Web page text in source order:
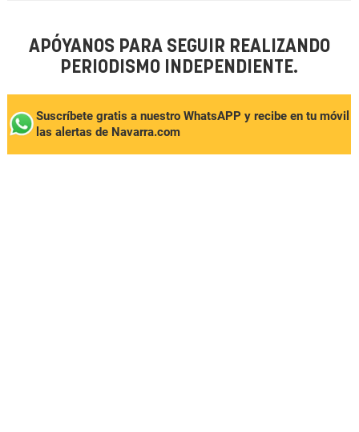
APÓYANOS PARA SEGUIR REALIZANDO
PERIODISMO INDEPENDIENTE.
Suscríbete gratis a nuestro WhatsAPP y recibe en tu móvil
las alertas de Navarra.com